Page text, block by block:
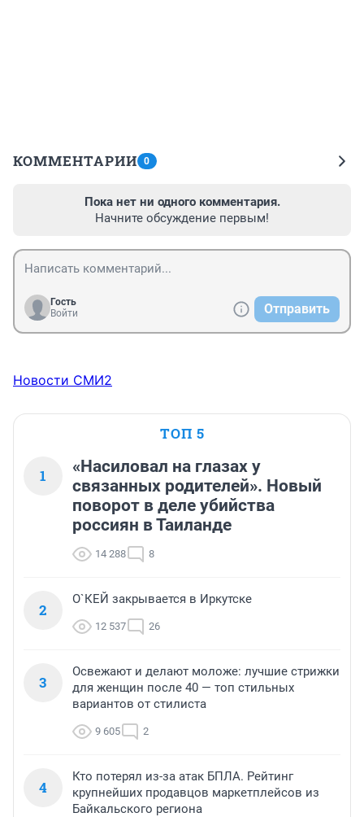
КОММЕНТАРИИ 0
Пока нет ни одного комментария.
Начните обсуждение первым!
Гость
Войти
Отправить
Новости СМИ2
ТОП 5
1
«Насиловал на глазах у
связанных родителей». Новый
поворот в деле убийства
россиян в Таиланде
14 288 8
2
О`КЕЙ закрывается в Иркутске
12 537 26
3
Освежают и делают моложе: лучшие стрижки
для женщин после 40 — топ стильных
вариантов от стилиста
9 605 2
4
Кто потерял из-за атак БПЛА. Рейтинг
крупнейших продавцов маркетплейсов из
Байкальского региона